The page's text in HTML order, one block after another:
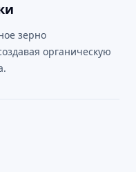
зерно
органическую